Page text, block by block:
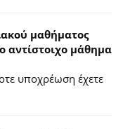
μαθήματος
αντίστοιχο μάθημα
υποχρέωση έχετε